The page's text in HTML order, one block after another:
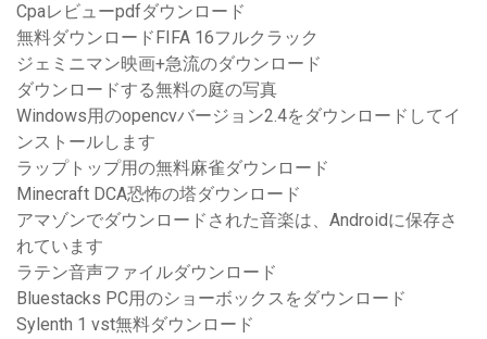
Cpaレビューpdfダウンロード
無料ダウンロードFIFA 16フルクラック
ジェミニマン映画+急流のダウンロード
ダウンロードする無料の庭の写真
Windows用のopencvバージョン2.4をダウンロードしてイ
ンストールします
ラップトップ用の無料麻雀ダウンロード
Minecraft DCA恐怖の塔ダウンロード
アマゾンでダウンロードされた音楽は、Androidに保存さ
れています
ラテン音声ファイルダウンロード
Bluestacks PC用のショーボックスをダウンロード
Sylenth 1 vst無料ダウンロード